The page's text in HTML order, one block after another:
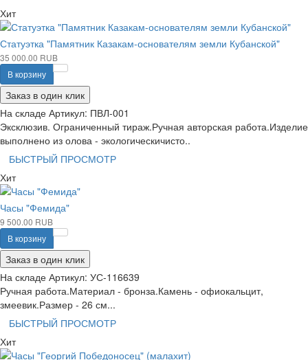
Хит
Статуэтка "Памятник Казакам-основателям земли Кубанской"
35 000.00 RUB
В корзину
Заказ в один клик
На складе Артикул: ПВЛ-001
Эксклюзив. Ограниченный тираж.Ручная авторская работа.Изделие
выполнено из олова - экологическичисто..
БЫСТРЫЙ ПРОСМОТР
Хит
Часы "Фемида"
9 500.00 RUB
В корзину
Заказ в один клик
На складе Артикул: УС-116639
Ручная работа.Материал - бронза.Камень - офиокальцит,
змеевик.Размер - 26 см...
БЫСТРЫЙ ПРОСМОТР
Хит